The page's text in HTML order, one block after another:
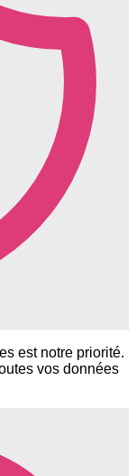
est notre priorité.
vos données